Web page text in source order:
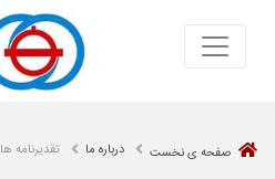
صفحه ی نخست درباره ما تقدیرنامه ها